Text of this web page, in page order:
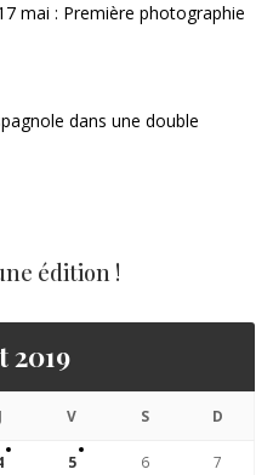
mai : Première photographie
dans une double
édition !
V S D
5 6 7